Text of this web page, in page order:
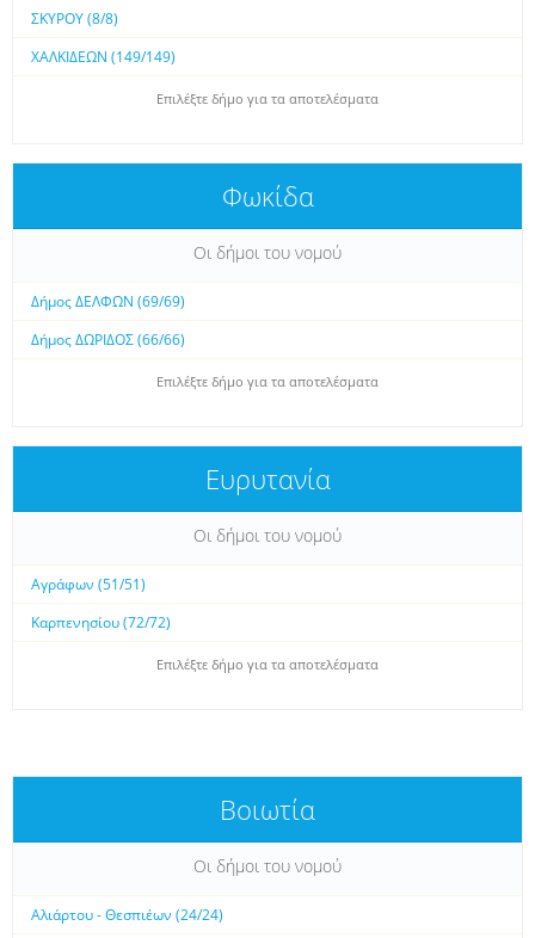
ΣΚΥΡΟΥ (8/8)
ΧΑΛΚΙΔΕΩΝ (149/149)
Επιλέξτε δήμο για τα αποτελέσματα
Φωκίδα
Οι δήμοι του νομού
Δήμος ΔΕΛΦΩΝ (69/69)
Δήμος ΔΩΡΙΔΟΣ (66/66)
Επιλέξτε δήμο για τα αποτελέσματα
Ευρυτανία
Οι δήμοι του νομού
Αγράφων (51/51)
Καρπενησίου (72/72)
Επιλέξτε δήμο για τα αποτελέσματα
Βοιωτία
Οι δήμοι του νομού
Αλιάρτου - Θεσπιέων (24/24)